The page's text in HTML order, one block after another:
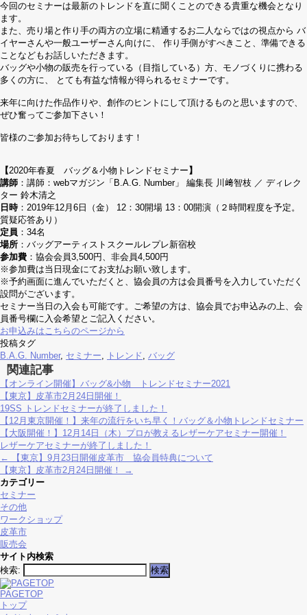
今回のセミナーは最新のトレンドを直に聞くことのできる貴重な機会となり
ます。
また、売り場と作り手の両方の立場に精通するお二人ならではの視点から バ
イヤーさんや一般ユーザーさん向けに、 作り手側がすべきこと、準備できる
ことなどもお話しいただきます。
バッグや小物の販売を行っている（目指している）方、モノづくりに携わる
多くの方に、 とても有益な情報が得られるセミナーです。
来年に向けた作品作りや、創作のヒントにして頂けるものと思いますので、
ぜひ奮ってご参加下さい！
皆様のご参加お待ちしております！
【2020年春夏 バッグ＆小物トレンドセミナー 】
講師 ：講師：webマガジン「B.A.G. Number」 編集長 川﨑智枝 ／ ディレク
ター 鈴木清之
日時：2019年12月6日（金） 12：30開場 13：00開演（２時間程度を予定。
質疑応答あり）
定員 ：34名
場所 ：バッグアーティストスクールレプレ新宿校
参加費 ：協会会員3,500円、非会員4,500円
※参加費は当日現金にてお支払お願い致します。
※予約画面に進んでいただくと、協会員の方は会員番号を入力していただく
設問がございます。
セミナー当日の入会も可能です。ご希望の方は、協会員でお申込みの上、会
員番号欄に入会希望とご記入ください。
お申込みはこちらのページから
投稿タグ
B.A.G. Number, セミナー, トレンド , バッグ
関連記事
【オンライン開催】バッグ&小物 トレンドセミナー2021
【東京】皮革市2月24日開催！
19SS トレンドセミナーが終了しました！
【12月東京開催！】来年の流行をいち早く！バッグ＆小物トレンドセミナー
【大阪開催！】12月14日（木）プロが教えるレザーケアセミナー開催！
レザーケアセミナーが終了しました！
←
【東京】9月23日開催皮革市 協会員特典について
【東京】皮革市2月24日開催！
→
カテゴリー
セミナー
その他
ワークショップ
皮革市
販売会
サイト内検索
検索:
PAGETOP
トップ